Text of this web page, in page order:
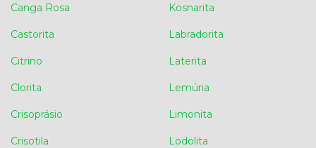
Canga Rosa
Castorita
Citrino
Clorita
Crisoprásio
Crisotila
Kosnarita
Labradorita
Laterita
Lemúria
Limonita
Lodolita